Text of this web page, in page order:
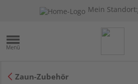
Mein Standort:
Zaun-Zubehör